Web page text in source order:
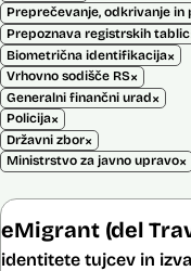
Prepoznava registrskih tablic
Biometrična identifikacija×
Vrhovno sodišče RS×
Generalni finančni urad×
Policija×
Državni zbor×
Ministrstvo za javno upravo×
eMigrant (del
identitete tujcev in